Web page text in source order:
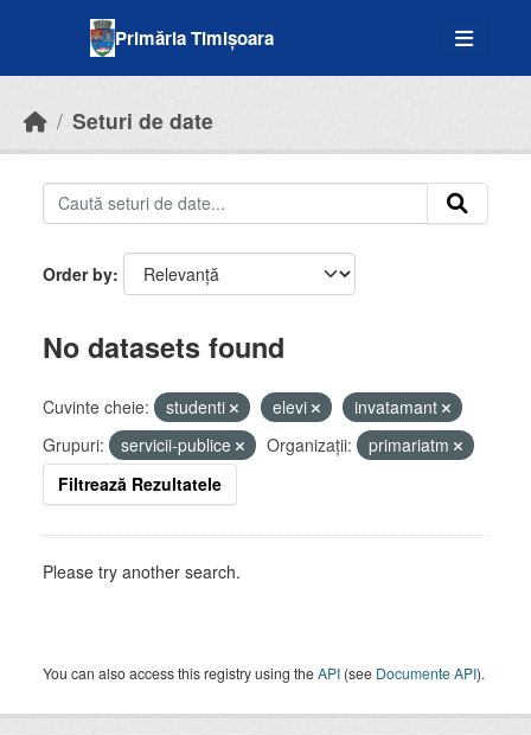
Primăria Timișoara
Seturi de date
Order by
No datasets found
Cuvinte cheie: studenti elevi
invatamant
Grupuri:
servicii-publice Organizații:
primariatm
Filtrează Rezultatele
Please try another search.
You can also access this registry using theAPI (see Documente API).